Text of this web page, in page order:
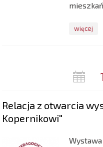
więcej
Relacja z otwarcia
Kopernikowi"